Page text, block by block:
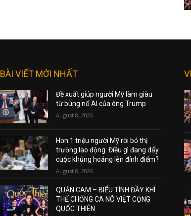
BÀI VIẾT MỚI NHẤT
Đề xuất giúp người Mỹ làm giàu
từ bùng nổ AI của ông Trump
August 8, 2026
Hơn 1 triệu người Mỹ rời bỏ thị
trường lao động: Điều gì đang đẩy
cuộc khủng hoảng lên đỉnh điểm?
August 8, 2026
QUẬN CAM – BIỂU TÌNH ĐẦY KHÍ
THẾ CHỐNG CA NÔ VIỆT CỘNG
QUỐC THIÊN